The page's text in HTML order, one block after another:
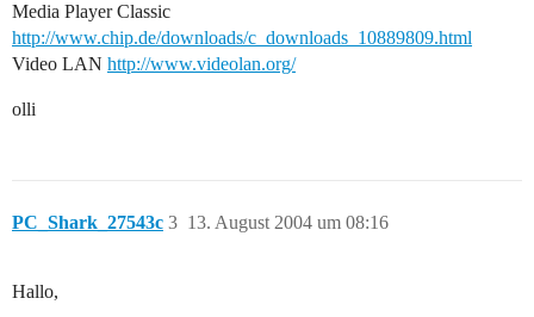
Media Player Classic
http://www.chip.de/downloads/c_downloads_10889809.html
Video LAN http://www.videolan.org/
olli
PC_Shark_27543c 13. August 2004 um 08:16
3
Hallo,